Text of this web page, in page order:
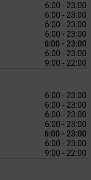
6:00 - 23:00
6:00 - 23:00
6:00 - 23:00
6:00 - 23:00
6:00 - 23:00
6:00 - 23:00
9:00 - 22:00
6:00 - 23:00
6:00 - 23:00
6:00 - 23:00
6:00 - 23:00
6:00 - 23:00
6:00 - 23:00
9:00 - 22:00